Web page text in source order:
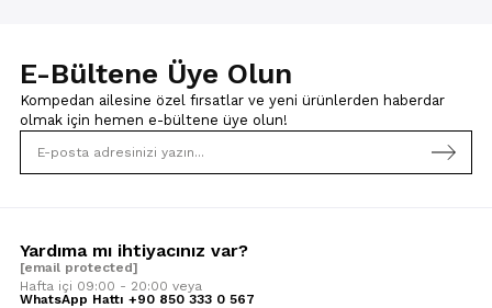
E-Bültene Üye Olun
Kompedan ailesine özel fırsatlar ve yeni ürünlerden haberdar
olmak için hemen e-bültene üye olun!
Yardıma mı ihtiyacınız var?
[email protected]
Hafta içi 09:00 - 20:00 veya
WhatsApp Hattı +90 850 333 0 567